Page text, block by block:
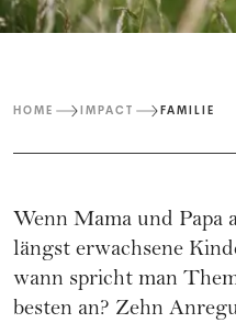
HOME IMPACT FAMILIE
Wenn Mama und Papa
längst erwachsene
wann spricht man
besten an? Zehn